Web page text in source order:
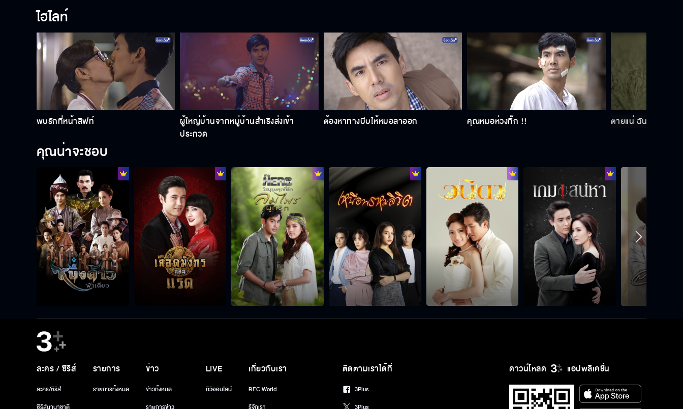
ไฮไลท์
พบรักที่หน้าลิฟท์
ผู้ใหญ่บ้านจากหมู่บ้านสำเริงส่งเข้า
ประกวด
ต้องหาทางบีบให้หมอลาออก คุณหมอห่วงกิ๊ก !! ตายแน่ ฉันตายแน่ ๆ
คุณน่าจะชอบ
ดาวน์โหลด แอปพลิเคชั่น
ละคร / ซีรีส์
ละคร/ซีรีส์
รายการ
รายการทั้งหมด
ข่าว
ข่าวทั้งหมด
LIVE
ทีวีออนไลน์
เกี่ยวกับเรา
BEC World
ติดตามเราได้ที่
3Plus